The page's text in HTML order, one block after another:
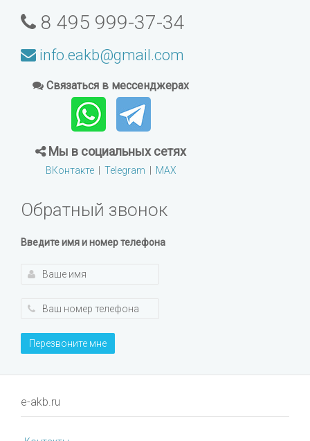
8 495 999-37-34
info.eakb@gmail.com
Связаться в мессенджерах
Мы в социальных сетях
ВКонтакте| Telegram | MAX
Обратный звонок
Введите имя и номер телефона
Перезвоните мне
e-akb.ru